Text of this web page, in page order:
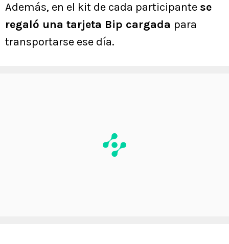
Además, en el kit de cada participante se
regaló una tarjeta Bip cargada para
transportarse ese día.